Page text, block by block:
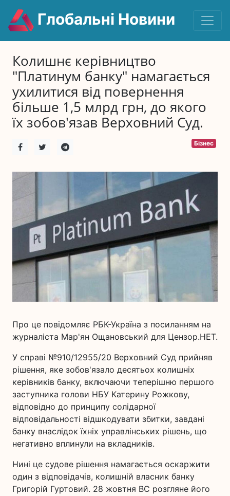
Глобальні Новини
Колишнє керівництво
"Платинум банку" намагається
ухилитися від повернення
більше 1,5 млрд грн, до якого
їх зобов'язав Верховний Суд.
Бізнес
Про це повідомляє РБК-Україна з посиланням на
журналіста Мар'ян Ощановський для Цензор.НЕТ.
У справі №910/12955/20 Верховний Суд прийняв
рішення, яке зобов'язало десятьох колишніх
керівників банку, включаючи теперішню першого
заступника голови НБУ Катерину Рожкову,
відповідно до принципу солідарної
відповідальності відшкодувати збитки, завдані
банку внаслідок їхніх управлінських рішень, що
негативно вплинули на вкладників.
Нині це судове рішення намагається оскаржити
один з відповідачів, колишній власник банку
Григорій Гуртовий. 28 жовтня ВС розгляне його